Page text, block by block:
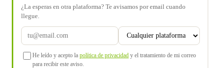
¿La esperas en otra plataforma? Te avisamos por email cuando
llegue.
He leído y acepto la política de privacidad y el tratamiento de mi correo
para recibir este aviso.